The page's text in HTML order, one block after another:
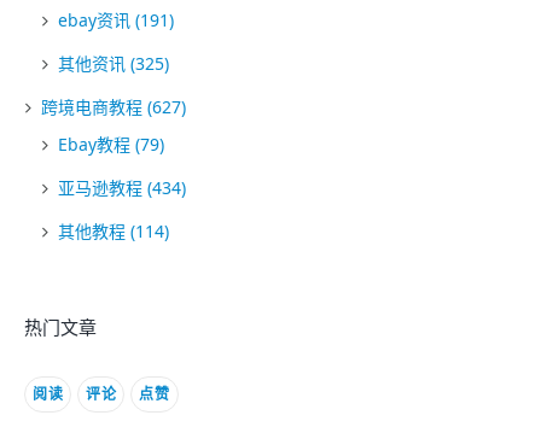
ebay资讯 (191)
其他资讯 (325)
跨境电商教程 (627)
Ebay教程 (79)
亚马逊教程 (434)
其他教程 (114)
热门文章
阅读 评论 点赞